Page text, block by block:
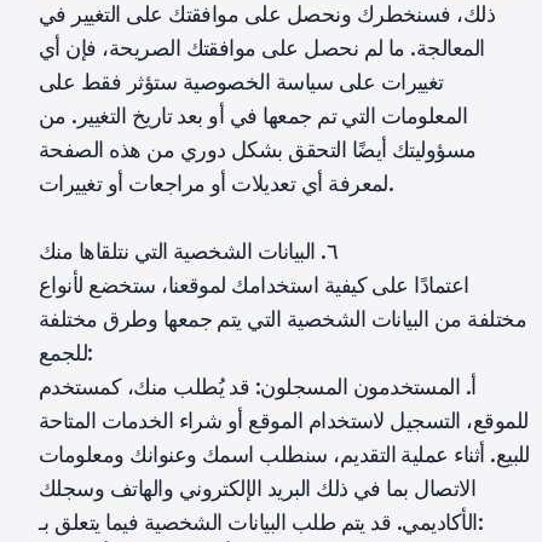
ذلك، فسنخطرك ونحصل على موافقتك على التغيير في
المعالجة. ما لم نحصل على موافقتك الصريحة، فإن أي
تغييرات على سياسة الخصوصية ستؤثر فقط على
المعلومات التي تم جمعها في أو بعد تاريخ التغيير. من
مسؤوليتك أيضًا التحقق بشكل دوري من هذه الصفحة
لمعرفة أي تعديلات أو مراجعات أو تغييرات.
٦. البيانات الشخصية التي نتلقاها منك
اعتمادًا على كيفية استخدامك لموقعنا، ستخضع لأنواع
مختلفة من البيانات الشخصية التي يتم جمعها وطرق مختلفة
للجمع:
أ. المستخدمون المسجلون: قد يُطلب منك، كمستخدم
للموقع، التسجيل لاستخدام الموقع أو شراء الخدمات المتاحة
للبيع. أثناء عملية التقديم، سنطلب اسمك وعنوانك ومعلومات
الاتصال بما في ذلك البريد الإلكتروني والهاتف وسجلك
الأكاديمي. قد يتم طلب البيانات الشخصية فيما يتعلق بـ: